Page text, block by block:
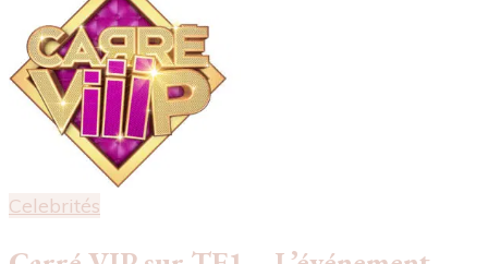
Celebrités